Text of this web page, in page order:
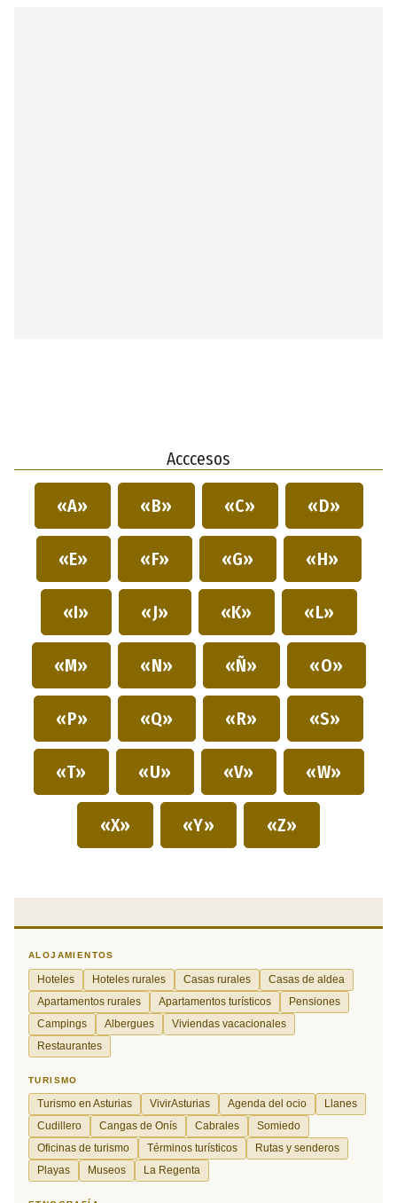
Acccesos
«A» «B» «C» «D»
«E» «F» «G» «H»
«I» «J» «K» «L»
«M» «N» «Ñ» «O»
«P» «Q» «R» «S»
«T» «U» «V» «W»
«X» «Y» «Z»